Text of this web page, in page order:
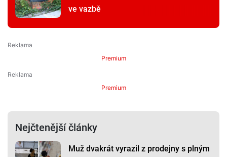
ve vazbě
Premium
Premium
Nejčtenější články
Muž dvakrát vyrazil z prodejny s plným